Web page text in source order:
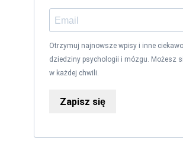
Otrzymuj najnowsze wpisy i inne
dziedziny psychologii i mózgu. Możesz
w każdej chwili.
Zapisz się